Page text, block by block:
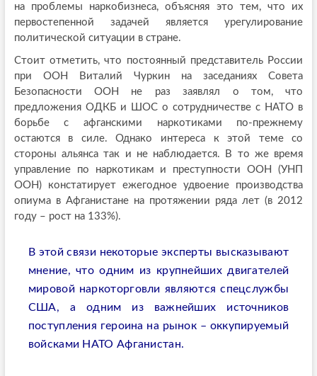
на проблемы наркобизнеса, объясняя это тем, что их
первостепенной задачей является урегулирование
политической ситуации в стране.
Стоит отметить, что постоянный представитель России
при ООН Виталий Чуркин на заседаниях Совета
Безопасности ООН не раз заявлял о том, что
предложения ОДКБ и ШОС о сотрудничестве с НАТО в
борьбе с афганскими наркотиками по-прежнему
остаются в силе. Однако интереса к этой теме со
стороны альянса так и не наблюдается. В то же время
управление по наркотикам и преступности ООН (УНП
ООН) констатирует ежегодное удвоение производства
опиума в Афганистане на протяжении ряда лет (в 2012
году – рост на 133%).
В этой связи некоторые эксперты высказывают
мнение, что одним из крупнейших двигателей
мировой наркоторговли являются спецслужбы
США, а одним из важнейших источников
поступления героина на рынок – оккупируемый
войсками НАТО Афганистан.